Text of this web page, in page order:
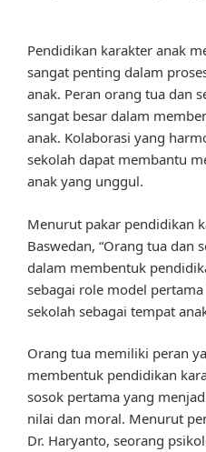
Pendidikan karakter anak
sangat penting dalam
anak. Peran orang tua dan
sangat besar dalam
anak. Kolaborasi yang
sekolah dapat membantu
anak yang unggul.
Menurut pakar pendidikan
Baswedan, “Orang tua dan
dalam membentuk
sebagai role model
sekolah sebagai tempat
Orang tua memiliki peran
membentuk pendidikan
sosok pertama yang
nilai dan moral. Menurut
Dr. Haryanto, seorang